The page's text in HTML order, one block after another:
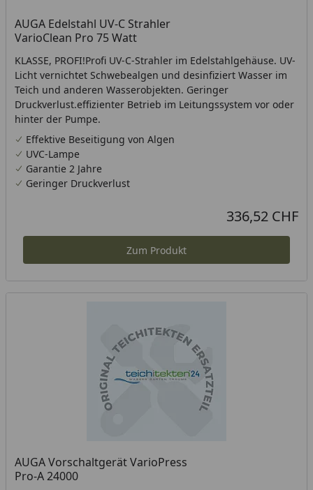
AUGA Edelstahl UV-C Strahler
VarioClean Pro 75 Watt
KLASSE, PROFI!Profi UV-C-Strahler im Edelstahlgehäuse. UV-
Licht vernichtet Schwebealgen und desinfiziert Wasser im
Teich und anderen Wasserobjekten. Geringer
Druckverlust.effizienter Betrieb im Leitungssystem vor oder
hinter der Pumpe.
Effektive Beseitigung von Algen
UVC-Lampe
Garantie 2 Jahre
Geringer Druckverlust
Aktueller Preis
336,52 CHF
Zum Produkt
AUGA Vorschaltgerät VarioPress
Pro-A 24000